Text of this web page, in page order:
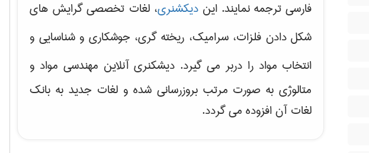
فارسی ترجمه نمایند. ایندیکشنری، لغات تخصصی گرایش های
شکل دادن فلزات، سرامیک، ریخته گری، جوشکاری و شناسایی و
انتخاب مواد را دربر می گیرد. دیشکنری آنلاین مهندسی مواد و
متالوژی به صورت مرتب بروزرسانی شده و لغات جدید به بانک
لغات آن افزوده می گردد.